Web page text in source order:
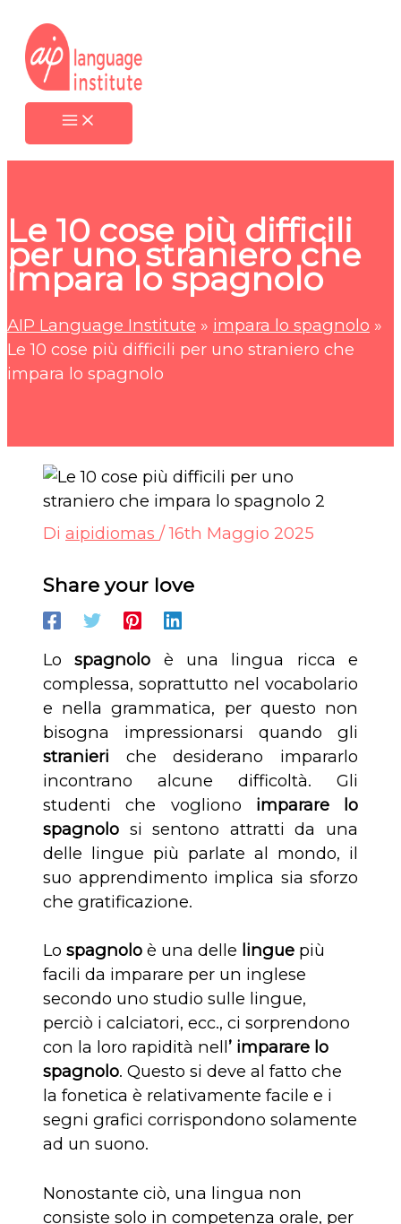
contenuto
Le 10 cose più difficili
per uno straniero che
impara lo spagnolo
AIP Language Institute » impara lo spagnolo »
Le 10 cose più difficili per uno straniero che
impara lo spagnolo
Di aipidiomas /16th Maggio 2025
Share your love
Lospagnolo è una lingua ricca e
complessa, soprattutto nel vocabolario
e nella grammatica, per questo non
bisogna impressionarsi quando gli
stranieri che desiderano impararlo
incontrano alcune difficoltà. Gli
studenti che vogliono imparare lo
spagnolo si sentono attratti da una
delle lingue più parlate al mondo, il
suo apprendimento implica sia sforzo
che gratificazione.
Lo spagnolo è una delle lingue più
facili da imparare per un inglese
secondo uno studio sulle lingue,
perciò i calciatori, ecc., ci sorprendono
con la loro rapidità nell’ imparare lo
spagnolo. Questo si deve al fatto che
la fonetica è relativamente facile e i
segni grafici corrispondono solamente
ad un suono.
Nonostante ciò, una lingua non
consiste solo in competenza orale, per